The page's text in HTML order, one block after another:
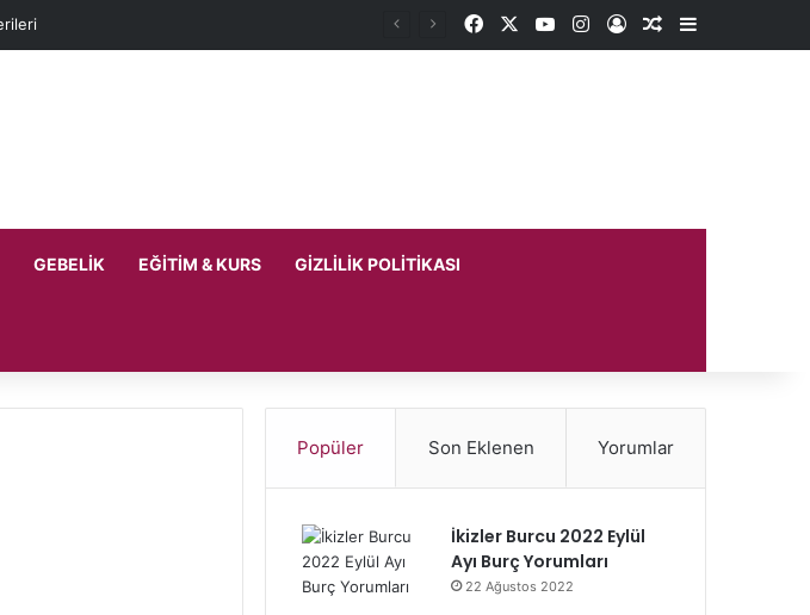
FacebookYouTubeInstagram
Kayıt OlRastgele Makale
Kenar
GEBELIK EĞITIM & KURS GIZLILIK POLITIKASI
Popüler Son Eklenen Yorumlar
İkizler Burcu 2022 Eylül
Ayı Burç Yorumları
22 Ağustos 2022